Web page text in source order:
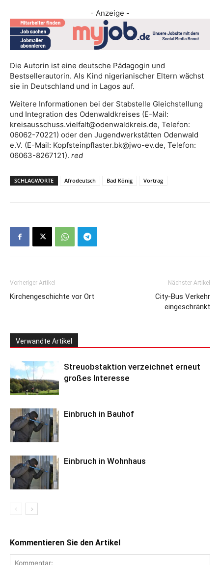
- Anzeige -
Die Autorin ist eine deutsche Pädagogin und
Bestsellerautorin. Als Kind nigerianischer Eltern wächst
sie in Deutschland und in Lagos auf.
Weitere Informationen bei der Stabstelle Gleichstellung
und Integration des Odenwaldkreises (E-Mail:
kreisausschuss.vielfalt@odenwaldkreis.de, Telefon:
06062-70221) oder den Jugendwerkstätten Odenwald
e.V. (E-Mail: Kopfsteinpflaster.bk@jwo-ev.de, Telefon:
06063-8267121). red
SCHLAGWORTE Afrodeutsch Bad König Vortrag
Vorheriger Artikel
Kirchengeschichte vor Ort
Nächster Artikel
City-Bus Verkehr
eingeschränkt
Verwandte Artikel
Streuobstaktion verzeichnet erneut
großes Interesse
Einbruch in Bauhof
Einbruch in Wohnhaus
Kommentieren Sie den Artikel